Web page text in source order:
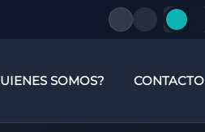
SOMOS? CONTACTO